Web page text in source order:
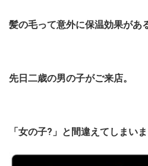
髪の毛って意外に保温効果があ
先日二歳の男の子がご来店。
「女の子?」と間違えてしまい